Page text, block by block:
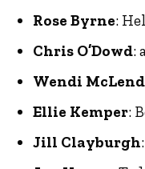
Rose Byrne:
Chris O’Dowd:
Wendi
Ellie Kemper:
Jill Clayburgh